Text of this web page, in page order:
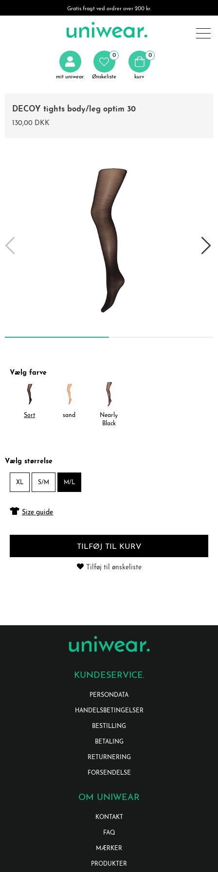
Gratis fragt ved ordrer over 200 kr.
mit uniwear. Ønskeliste
0 0
kurv
DECOY tights body/leg optim 30
130,00 DKK
Vælg farve
Sort sand
Nearly
Black
Vælg størrelse
XL S/M M/L
Size guide
TILFØJ TIL KURV
Tilføj til ønskeliste
KUNDESERVICE.
PERSONDATA
HANDELSBETINGELSER
BESTILLING
BETALING
RETURNERING
FORSENDELSE
OM UNIWEAR
KONTAKT
FAQ
MÆRKER
PRODUKTER